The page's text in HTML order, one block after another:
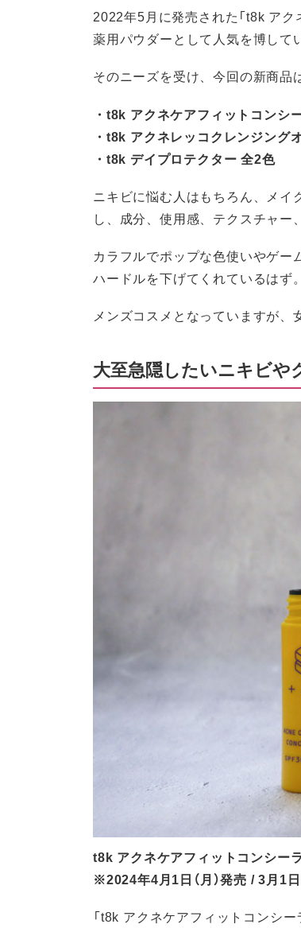
2022年5月に発売された「t8k ア
薬用パウダーとして人気を博して
そのニーズを受け、今回の新商品
・t8k アクネケアフィットコンシ
・t8k アクネレッコクレンジング
・t8k デイプロテクター 全2色
ニキビに悩む人はもちろん、メ
し、成分、使用感、テクスチャー
カラフルでポップな色使いやゲ
ハードルを下げてくれているはず。
メンズコスメとなっていますが、
大至急隠したいニキビ
t8k アクネケアフィットコンシー
※2024年4月1日（月）発売 / 3月1日
「t8k アクネケアフィットコンシ